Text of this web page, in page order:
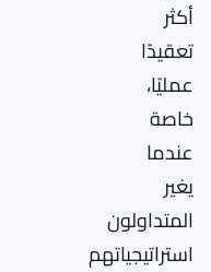
أكثر
تعقيدًا
عمليًا،
خاصة
عندما
يغير
المتداولون
استراتيجياتهم